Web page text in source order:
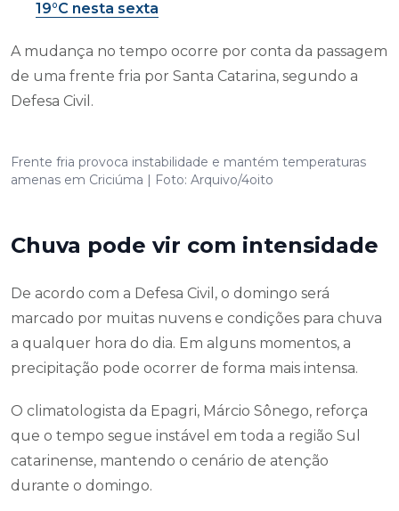
19°C nesta sexta
A mudança no tempo ocorre por conta da passagem
de uma frente fria por Santa Catarina, segundo a
Defesa Civil.
Frente fria provoca instabilidade e mantém temperaturas
amenas em Criciúma | Foto: Arquivo/4oito
Chuva pode vir com intensidade
De acordo com a Defesa Civil, o domingo será
marcado por muitas nuvens e condições para chuva
a qualquer hora do dia. Em alguns momentos, a
precipitação pode ocorrer de forma mais intensa.
O climatologista da Epagri, Márcio Sônego, reforça
que o tempo segue instável em toda a região Sul
catarinense, mantendo o cenário de atenção
durante o domingo.